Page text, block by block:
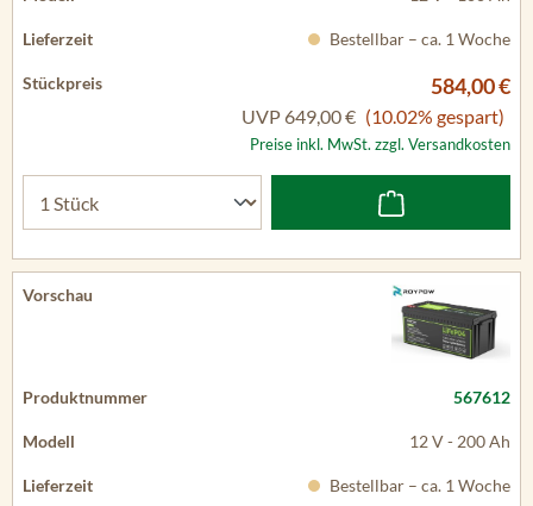
Bestellbar – ca. 1 Woche
584,00 €
UVP 649,00 € (10.02% gespart)
Preise inkl. MwSt. zzgl. Versandkosten
567612
12 V - 200 Ah
Bestellbar – ca. 1 Woche